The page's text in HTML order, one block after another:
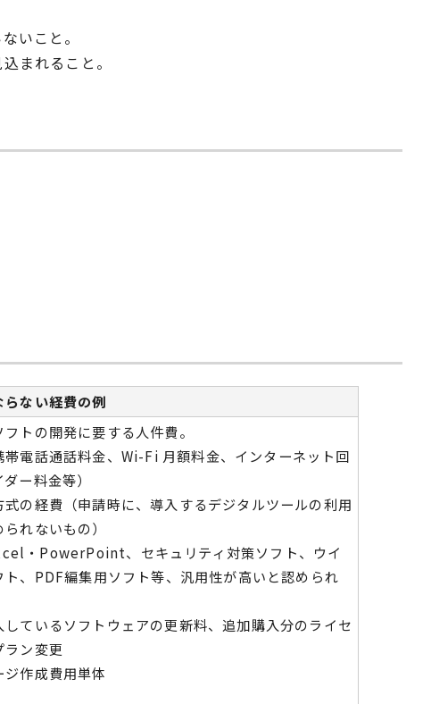
いこと。
まれること。
ない経費の例
フトの開発に要する人件費。
帯電話通話料⾦、Wi-Fi ⽉額料⾦、インターネット回
ー料⾦等）
式の経費（申請時に、導⼊するデジタルツールの利⽤
れないもの）
・PowerPoint、セキュリティ対策ソフト、ウイ
ト、PDF編集用ソフト等、汎用性が高いと認められ
しているソフトウェアの更新料、追加購入分のライセ
ラン変更
ジ作成費用単体